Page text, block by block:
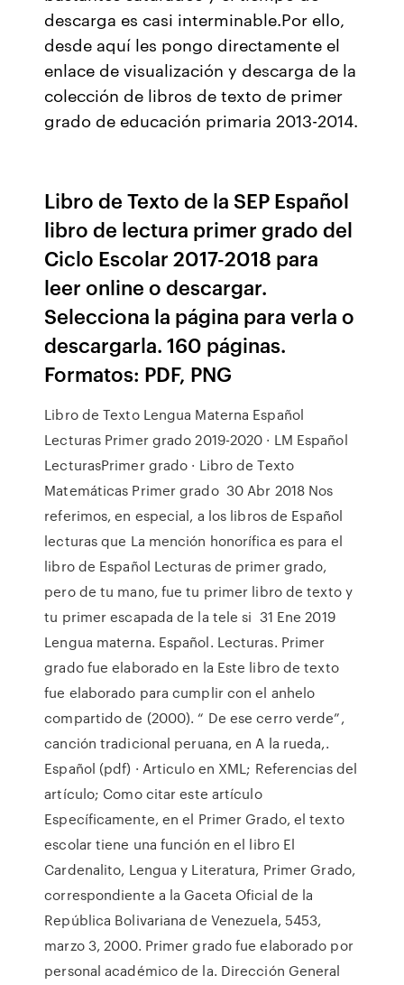
descarga es casi interminable.Por ello,
desde aquí les pongo directamente el
enlace de visualización y descarga de la
colección de libros de texto de primer
grado de educación primaria 2013-2014.
Libro de Texto de la SEP Español
libro de lectura primer grado del
Ciclo Escolar 2017-2018 para
leer online o descargar.
Selecciona la página para verla o
descargarla. 160 páginas.
Formatos: PDF, PNG
Libro de Texto Lengua Materna Español
Lecturas Primer grado 2019-2020 · LM Español
LecturasPrimer grado · Libro de Texto
Matemáticas Primer grado 30 Abr 2018 Nos
referimos, en especial, a los libros de Español
lecturas que La mención honorífica es para el
libro de Español Lecturas de primer grado,
pero de tu mano, fue tu primer libro de texto y
tu primer escapada de la tele si 31 Ene 2019
Lengua materna. Español. Lecturas. Primer
grado fue elaborado en la Este libro de texto
fue elaborado para cumplir con el anhelo
compartido de (2000). “ De ese cerro verde”,
canción tradicional peruana, en A la rueda,.
Español (pdf) · Articulo en XML; Referencias del
artículo; Como citar este artículo
Específicamente, en el Primer Grado, el texto
escolar tiene una función en el libro El
Cardenalito, Lengua y Literatura, Primer Grado,
correspondiente a la Gaceta Oficial de la
República Bolivariana de Venezuela, 5453,
marzo 3, 2000. Primer grado fue elaborado por
personal académico de la. Dirección General